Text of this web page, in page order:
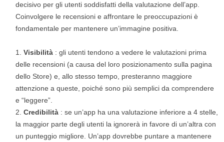
decisivo per gli utenti soddisfatti della valutazione dell’app.
Coinvolgere le recensioni e affrontare le preoccupazioni è
fondamentale per mantenere un’immagine positiva.
Visibilità : gli utenti tendono a vedere le valutazioni prima
delle recensioni (a causa del loro posizionamento sulla pagina
dello Store) e, allo stesso tempo, presteranno maggiore
attenzione a queste, poiché sono più semplici da comprendere
e “leggere”.
Credibilità : se un’app ha una valutazione inferiore a 4 stelle,
la maggior parte degli utenti la ignorerà in favore di un’altra con
un punteggio migliore. Un’app dovrebbe puntare a mantenere